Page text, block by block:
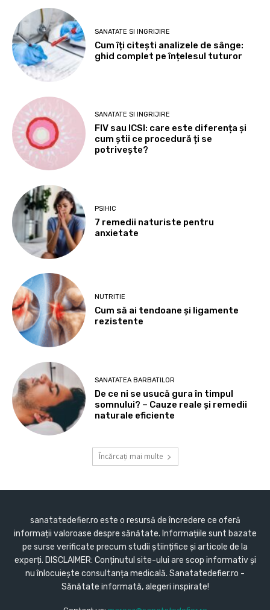
SANATATE SI INGRIJIRE
Cum îți citești analizele de sânge:
ghid complet pe înțelesul tuturor
SANATATE SI INGRIJIRE
FIV sau ICSI: care este diferența și
cum știi ce procedură ți se
potrivește?
PSIHIC
7 remedii naturiste pentru
anxietate
NUTRITIE
Cum să ai tendoane şi ligamente
rezistente
SANATATEA BARBATILOR
De ce ni se usucă gura în timpul
somnului? – Cauze reale și remedii
naturale eficiente
Încărcați mai multe
sanatatedefier.ro este o resursă de încredere ce oferă
informații valoroase despre sănătate. Informațiile sunt bazate
pe surse verificate precum studii științifice și articole de la
experți. DISCLAIMER: Conținutul site-ului are scop informativ și
nu înlocuiește consultanța medicală. Sanatatedefier.ro -
Sănătate informată, alegeri inspirate!